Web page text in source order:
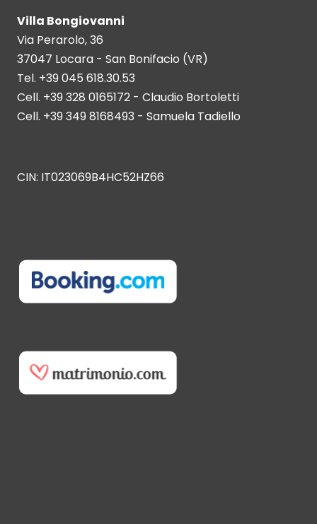
Villa Bongiovanni
Via Perarolo, 36
37047 Locara - San Bonifacio (VR)
Tel. +39 045 618.30.53
Cell. +39 328 0165172 - Claudio Bortoletti
Cell. +39 349 8168493 - Samuela Tadiello
CIN: IT023069B4HC52HZ66